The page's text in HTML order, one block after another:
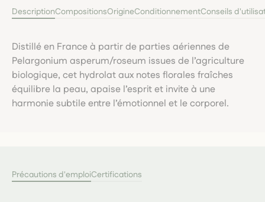
DescriptionCompositionsOrigineConditionnementConseils
Distillé en France à partir de parties aériennes de
Pelargonium asperum/roseum issues de l’agriculture
biologique, cet hydrolat aux notes florales fraîches
équilibre la peau, apaise l’esprit et invite à une
harmonie subtile entre l’émotionnel et le corporel.
Précautions d'emploiCertifications